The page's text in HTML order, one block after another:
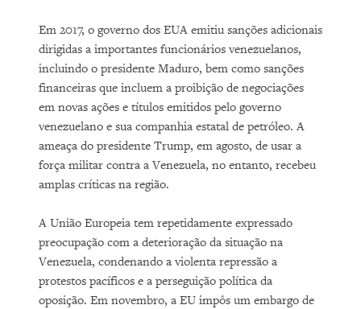
Em 2017, o governo dos EUA emitiu sanções adicionais
dirigidas a importantes funcionários venezuelanos,
incluindo o presidente Maduro, bem como sanções
financeiras que incluem a proibição de negociações
em novas ações e títulos emitidos pelo governo
venezuelano e sua companhia estatal de petróleo. A
ameaça do presidente Trump, em agosto, de usar a
força militar contra a Venezuela, no entanto, recebeu
amplas críticas na região.
A União Europeia tem repetidamente expressado
preocupação com a deterioração da situação na
Venezuela, condenando a violenta repressão a
protestos pacíficos e a perseguição política da
oposição. Em novembro, a EU impôs um embargo de